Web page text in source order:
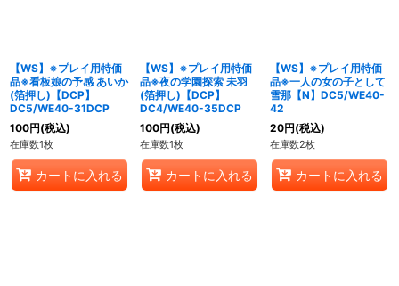
【WS】※プレイ用特価
品※看板娘の予感 あいか
(箔押し)【DCP】
DC5/WE40-31DCP
100円(税込)
在庫数1枚
カートに入れる
【WS】※プレイ用特価
品※夜の学園探索 未羽
(箔押し)【DCP】
DC4/WE40-35DCP
100円(税込)
在庫数1枚
カートに入れる
【WS】※プレイ用特価
品※一人の女の子として
雪那【N】DC5/WE40-
42
20円(税込)
在庫数2枚
カートに入れる